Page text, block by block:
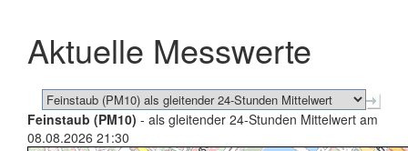
schließen
Aktuelle Messwerte
Feinstaub (PM10) - als gleitender 24-Stunden Mittelwert am
08.08.2026 21:30